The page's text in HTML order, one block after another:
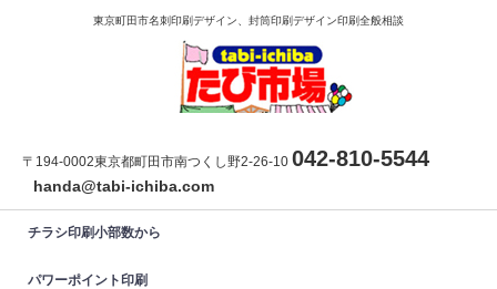
東京町田市名刺印刷デザイン、封筒印刷デザイン印刷全般相談
〒194-0002東京都町田市南つくし野2-26-10 042-810-5544
handa@tabi-ichiba.com
チラシ印刷小部数から
パワーポイント印刷